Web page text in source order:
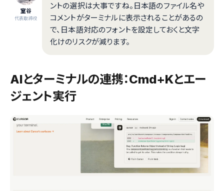
室谷
代表取締役
ントの選択は大事ですね。日本語のファイル名や
コメントがターミナルに表示されることがあるの
で、日本語対応のフォントを設定しておくと文字
化けのリスクが減ります。
AIとターミナルの連携：Cmd+Kとエー
ジェント実行